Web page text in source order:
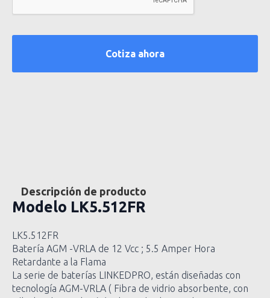
Descripción de producto
Modelo LK5.512FR
LK5.512FR
Batería AGM -VRLA de 12 Vcc ; 5.5 Amper Hora
Retardante a la Flama
La serie de baterías LINKEDPRO, están diseñadas con
tecnología AGM-VRLA ( Fibra de vidrio absorbente, con